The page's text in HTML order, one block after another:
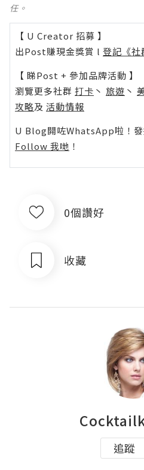
任。
【 U Creator 招募 】
出Post賺現金獎賞 l 登記《社
【 睇Post + 參加品牌活動 】
瀏覽更多社群 打卡 丶 旅遊 丶
攻略及 活動情報
U Blog開咗WhatsApp啦！發
Follow 我哋 ！
0個讚好
收藏
追蹤